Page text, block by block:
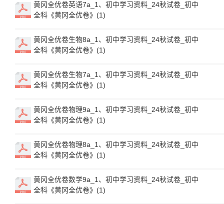
黄冈全优卷英语7a_1、初中学习资料_24秋试卷_初中
全科《黄冈全优卷》(1)
黄冈全优卷生物8a_1、初中学习资料_24秋试卷_初中
全科《黄冈全优卷》(1)
黄冈全优卷生物7a_1、初中学习资料_24秋试卷_初中
全科《黄冈全优卷》(1)
黄冈全优卷物理9a_1、初中学习资料_24秋试卷_初中
全科《黄冈全优卷》(1)
黄冈全优卷物理8a_1、初中学习资料_24秋试卷_初中
全科《黄冈全优卷》(1)
黄冈全优卷数学9a_1、初中学习资料_24秋试卷_初中
全科《黄冈全优卷》(1)